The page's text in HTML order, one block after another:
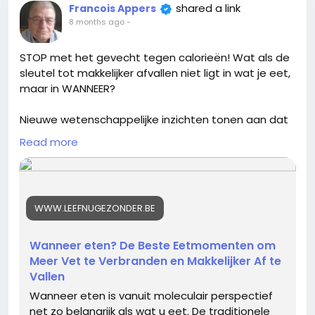
#Vetverbranding #MoleculaireVoeding
#GezondAfvallen
#AMPK
https://www.leefnugezonder.be/10-natuurlijke-
voedingsmiddelen-die-vet-verbranden-en-
afvallen-activeren/
Francois Appers shared a link
8 months ago-
STOP met het gevecht tegen calorieën! Wat als de
sleutel tot makkelijker afvallen niet ligt in wat je eet,
maar in WANNEER?
Nieuwe wetenschappelijke inzichten tonen aan dat
het negeren van onze biologische klok onze
vetverbranding lamlegt.
jetlag in je lichaam, waardoor vet opslaan sneller
gaat.
Ontdek in onze nieuwe gids het Moleculaire
Vastenprotocol:
De exacte uren waarop je groeihormoon en
autofagie activeert.
Waarom laat eten rampzalig is voor je
Read more
WWW.LEEFNUGEZONDER.BE
Wanneer eten? De Beste Eetmomenten om
Meer Vet te Verbranden en Makkelijker Af te
Vallen
Wanneer eten is vanuit moleculair perspectief
net zo belangrijk als wat u eet. De traditionele